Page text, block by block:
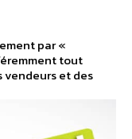
par «
tout
et des